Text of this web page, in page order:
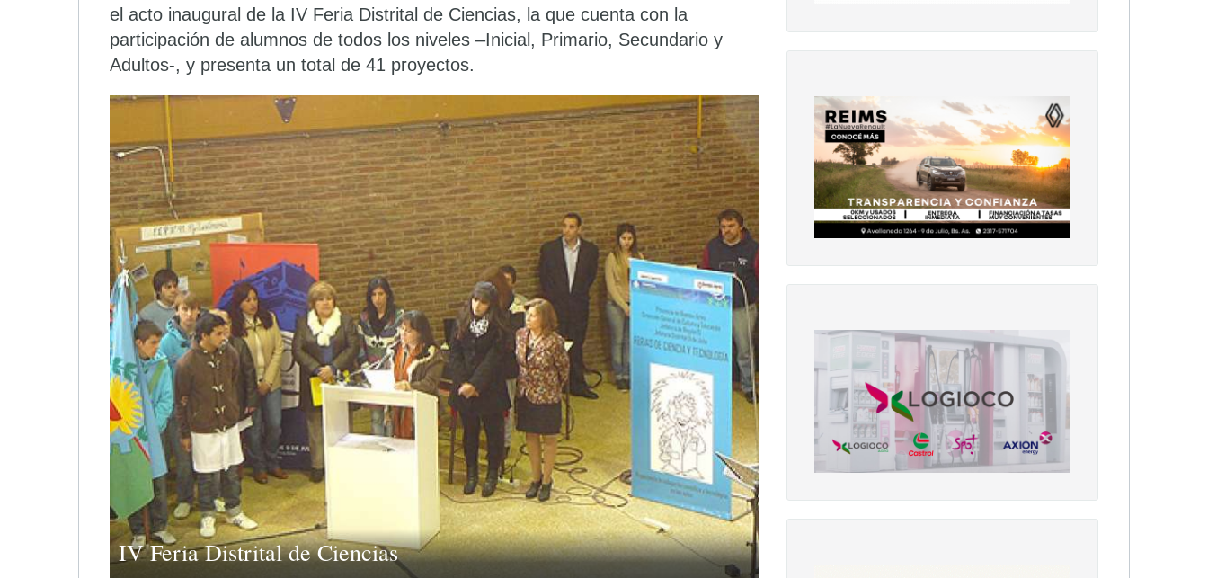
el acto inaugural de la IV Feria Distrital de Ciencias, la que cuenta con la
participación de alumnos de todos los niveles –Inicial, Primario, Secundario y
Adultos-, y presenta un total de 41 proyectos.
IV Feria Distrital de Ciencias